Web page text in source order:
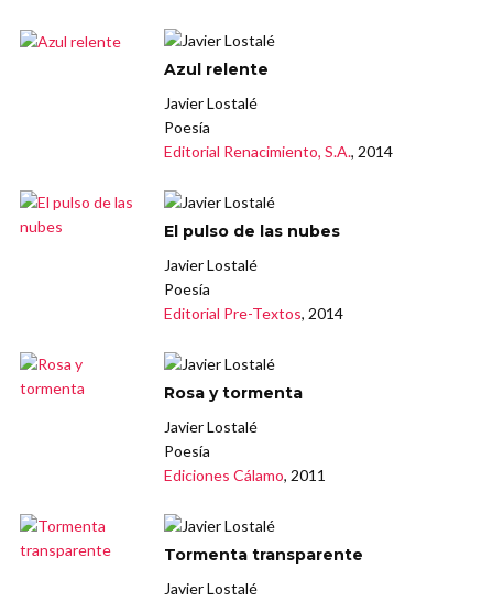
Azul relente
Javier Lostalé
Poesía
Editorial Renacimiento, S.A., 2014
El pulso de las nubes
Javier Lostalé
Poesía
Editorial Pre-Textos, 2014
Rosa y tormenta
Javier Lostalé
Poesía
Ediciones Cálamo, 2011
Tormenta transparente
Javier Lostalé